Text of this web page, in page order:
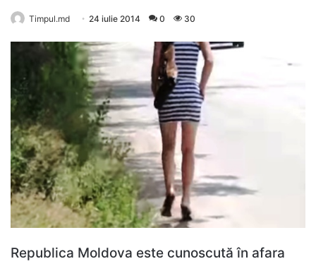
Timpul.md 24 iulie 2014 0 30
Republica Moldova este cunoscută în afara